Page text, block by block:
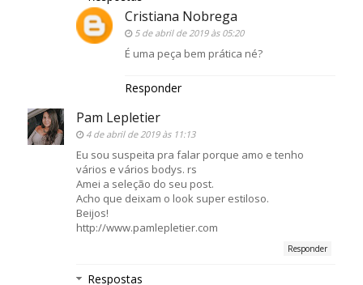
Cristiana Nobrega
5 de abril de 2019 às 05:20
É uma peça bem prática né?
Responder
Pam Lepletier
4 de abril de 2019 às 11:13
Eu sou suspeita pra falar porque amo e tenho
vários e vários bodys. rs
Amei a seleção do seu post.
Acho que deixam o look super estiloso.
Beijos!
http://www.pamlepletier.com
Responder
Respostas